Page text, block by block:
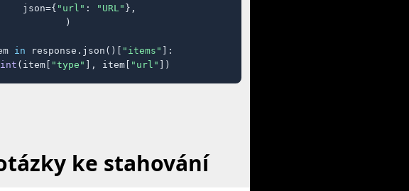
    json={
"url" : "URL" },
)
in response.json()[ "items" ]:
(item[ "type" ], item[ "url" ])
ke stahování